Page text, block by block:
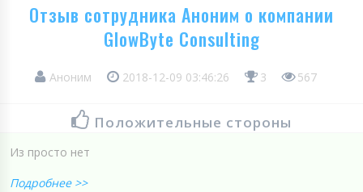
Отзыв сотрудника Аноним о компании
GlowByte Consulting
Аноним 2018-12-09 03:46:26 3 567
Положительные стороны
Из просто нет
Подробнее >>